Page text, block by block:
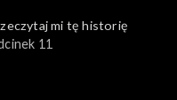
mi tę historię
11